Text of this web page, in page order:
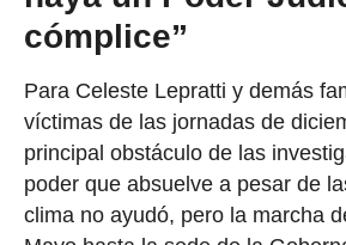
cómplice”
Para Celeste Lepratti y demás
víctimas de las jornadas de
principal obstáculo de las
poder que absuelve a pesar de
clima no ayudó, pero la marcha